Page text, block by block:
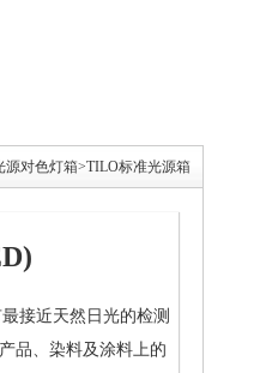
源对色灯箱>TILO标准光源箱
接近天然日光的检测
品、染料及涂料上的